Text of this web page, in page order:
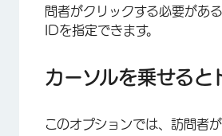
問者がクリックする必要があ
IDを指定できます。
カーソルを乗せると
このオプションでは、訪問者